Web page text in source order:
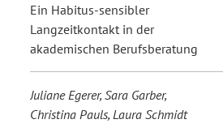
Ein Habitus-sensibler
Langzeitkontakt in der
akademischen Berufsberatung
Juliane Egerer, Sara Garber,
Christina Pauls, Laura Schmidt